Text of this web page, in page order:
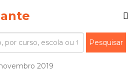
2019